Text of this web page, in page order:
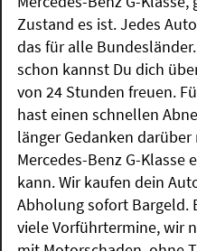
Zustand es ist. Jedes
das für alle
schon kannst Du dich
von 24 Stunden freuen.
hast einen schnellen
länger Gedanken
Mercedes-Benz G-
kann. Wir kaufen dein
Abholung sofort Bargeld.
viele Vorführtermine, wir